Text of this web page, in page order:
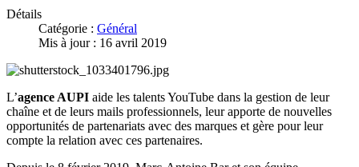
Détails
Catégorie : Général
Mis à jour : 16 avril 2019
L’agence AUPI aide les talents YouTube dans la gestion de leur
chaîne et de leurs mails professionnels, leur apporte de nouvelles
opportunités de partenariats avec des marques et gère pour leur
compte la relation avec ces partenaires.